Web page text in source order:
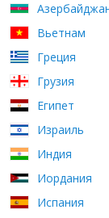
Вьетнам
Греция
Грузия
Египет
Израиль
Индия
Иордания
Испания